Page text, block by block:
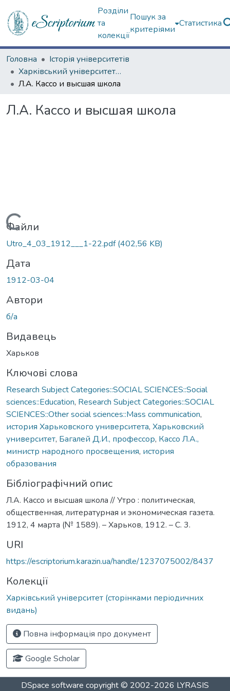
Розділи
та
колекції
Пошук за
критеріями
Статистика
Головна
Історія університетів
Харківський університет (сторінками періодичних видань)
Л.А. Кассо и высшая школа
Л.А. Кассо и высшая школа
Вантажиться...
Файли
Utro_4_03_1912___1-22.pdf(402,56 KB)
Дата
1912-03-04
Автори
б/а
Видавець
Харьков
Ключові слова
Research Subject Categories::SOCIAL SCIENCES::Social
sciences::Education, Research Subject Categories::SOCIAL
SCIENCES::Other social sciences::Mass communication,
история Харьковского университета, Харьковский
университет, Багалей Д.И., профессор, Кассо Л.А.,
министр народного просвещения, история
образования
Бібліографічний опис
Л.А. Кассо и высшая школа // Утро : политическая,
общественная, литературная и экономическая газета.
1912, 4 марта (№ 1589). – Харьков, 1912. – С. 3.
URI
https://escriptorium.karazin.ua/handle/1237075002/8437
Колекції
Харківський університет (сторінками періодичних
видань)
Повна інформація про документ
Google Scholar
DSpace software copyright © 2002-2026 LYRASIS